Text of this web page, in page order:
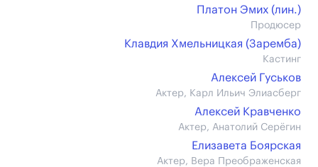
Платон Эмих (лин.)
Продюсер
Клавдия Хмельницкая (Заремба)
Кастинг
Алексей Гуськов
Актер, Карл Ильич Элиасберг
Алексей Кравченко
Актер, Анатолий Серёгин
Елизавета Боярская
Актер, Вера Преображенская